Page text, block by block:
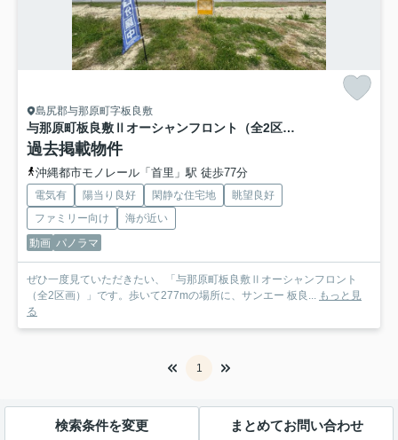
島尻郡与那原町字板良敷
与那原町板良敷Ⅱオーシャンフロント（全2区画）
過去掲載物件
沖縄都市モノレール「首里」駅 徒歩77分
電気有 陽当り良好 閑静な住宅地
眺望良好
ファミリー向け
海が近い
動画 パノラマ
ぜひ一度見ていただきたい、「与那原町板良敷Ⅱオーシャンフロント
（全2区画）」です。歩いて277mの場所に、サンエー 板良... もっと見
る
1
検索条件を変更 まとめてお問い合わせ